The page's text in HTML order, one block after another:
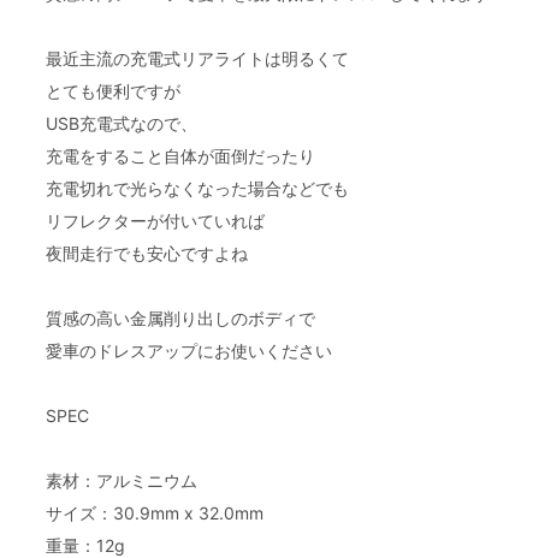
最近主流の充電式リアライトは明るくて
とても便利ですが
USB充電式なので、
充電をすること自体が面倒だったり
充電切れで光らなくなった場合などでも
リフレクターが付いていれば
夜間走行でも安心ですよね
質感の高い金属削り出しのボディで
愛車のドレスアップにお使いください
SPEC
素材：アルミニウム
サイズ：30.9mm x 32.0mm
重量：12g